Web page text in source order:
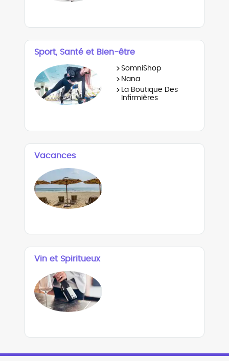
Sport, Santé et Bien-être
> SomniShop
> Nana
> La Boutique Des
Infirmières
Vacances
Vin et Spiritueux